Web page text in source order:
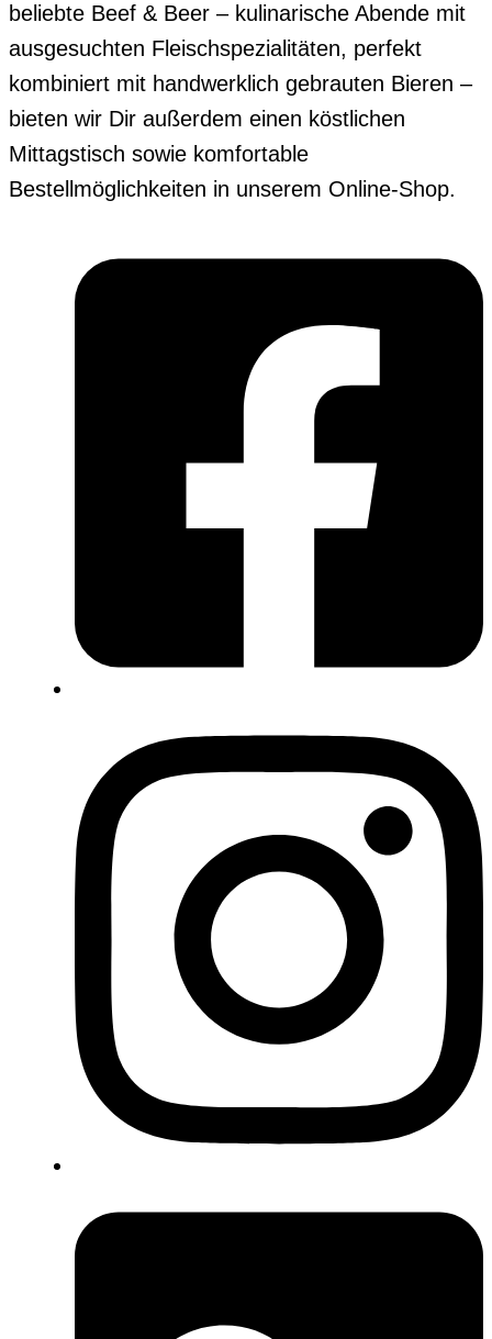
beliebte Beef & Beer – kulinarische Abende mit
ausgesuchten Fleischspezialitäten, perfekt
kombiniert mit handwerklich gebrauten Bieren –
bieten wir Dir außerdem einen köstlichen
Mittagstisch sowie komfortable
Bestellmöglichkeiten in unserem Online-Shop.